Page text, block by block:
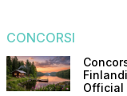
CONCORSI
Official